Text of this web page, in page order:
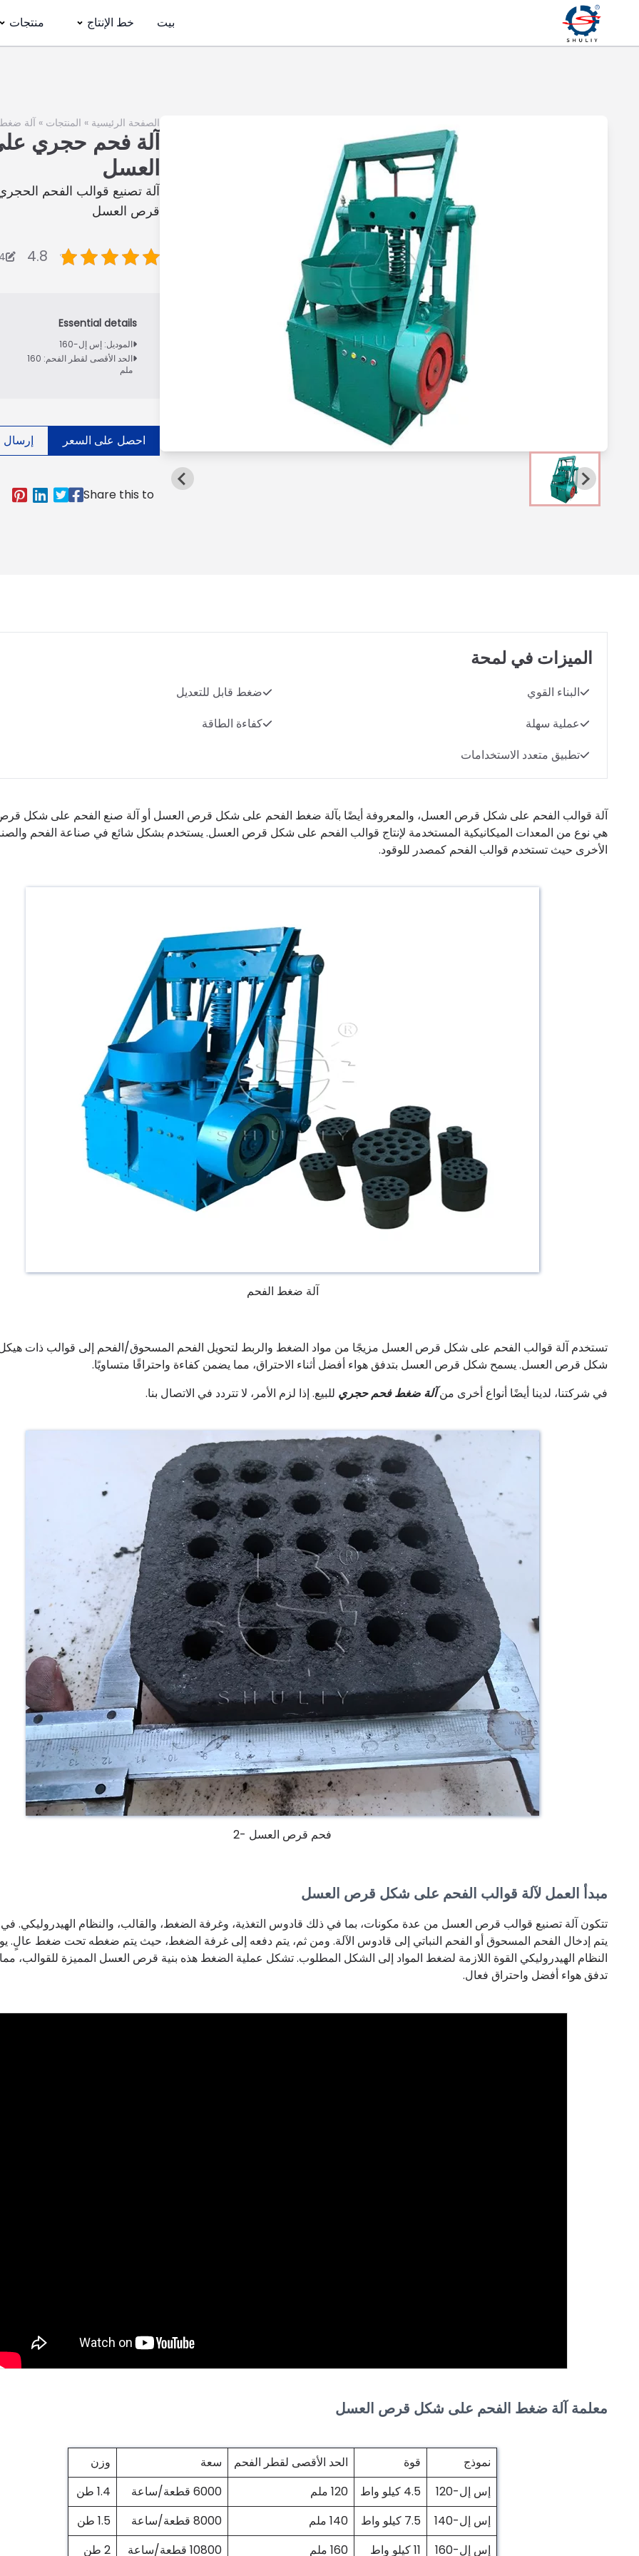
بيت خط الإنتاج منتجات
الصفحة الرئيسية » المنتجات » آلة
آلة فحم حجري
العسل
آلة تصنيع قوالب الفحم
قرص العسل
4.8
الموديل: إس إل-160
الحد الأقصى لقطر الفحم: 160
ملم
احصل على السعر إرسال
الميزات في لمحة
البناء القوي
ضغط قابل للتعديل
عملية سهلة
كفاءة الطاقة
تطبيق متعدد الاستخدامات
آلة قوالب الفحم على شكل قرص العسل، والمعروفة أيضًا بآلة ضغط الفحم على شكل قرص العسل أو آلة صنع الفحم على شكل
هي نوع من المعدات الميكانيكية المستخدمة لإنتاج قوالب الفحم على شكل قرص العسل. يستخدم بشكل شائع في صناعة الفحم
الأخرى حيث تستخدم قوالب الفحم كمصدر للوقود.
آلة ضغط الفحم
تستخدم آلة قوالب الفحم على شكل قرص العسل مزيجًا من مواد الضغط والربط لتحويل الفحم المسحوق/الفحم إلى قوالب ذات
شكل قرص العسل. يسمح شكل قرص العسل بتدفق هواء أفضل أثناء الاحتراق، مما يضمن كفاءة واحتراقًا متساويًا.
في شركتنا، لدينا أيضًا أنواع أخرى منآلة ضغط فحم حجري للبيع. إذا لزم الأمر، لا تتردد في الاتصال بنا.
فحم قرص العسل -2
مبدأ العمل لآلة قوالب الفحم على شكل قرص العسل
تتكون آلة تصنيع قوالب قرص العسل من عدة مكونات، بما في ذلك قادوس التغذية، وغرفة الضغط، والقالب، والنظام الهيدروليكي. في
يتم إدخال الفحم المسحوق أو الفحم النباتي إلى قادوس الآلة. ومن ثم، يتم دفعه إلى غرفة الضغط، حيث يتم ضغطه تحت ضغط عالٍ.
النظام الهيدروليكي القوة اللازمة لضغط المواد إلى الشكل المطلوب. تشكل عملية الضغط هذه بنية قرص العسل المميزة للقوالب،
تدفق هواء أفضل واحتراق فعال.
معلمة آلة ضغط الفحم على شكل قرص العسل
نموذج قوة الحد الأقصى لقطر الفحم سعة
وزن
إس إل-120
4.5 كيلو واط 120 ملم 6000 قطعة/ساعة
1.4 طن
إس إل-140
7.5 كيلو واط 140 ملم 8000 قطعة/ساعة
1.5 طن
إس إل-160
11 كيلو واط 160 ملم 10800 قطعة/ساعة 2 طن